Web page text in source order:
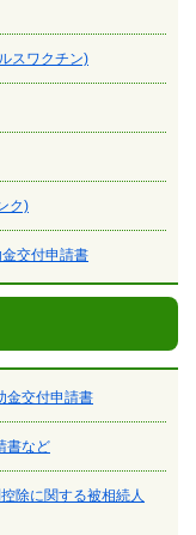
スワクチン)
ク)
交付申請書
金交付申請書
書など
除に関する被相続人